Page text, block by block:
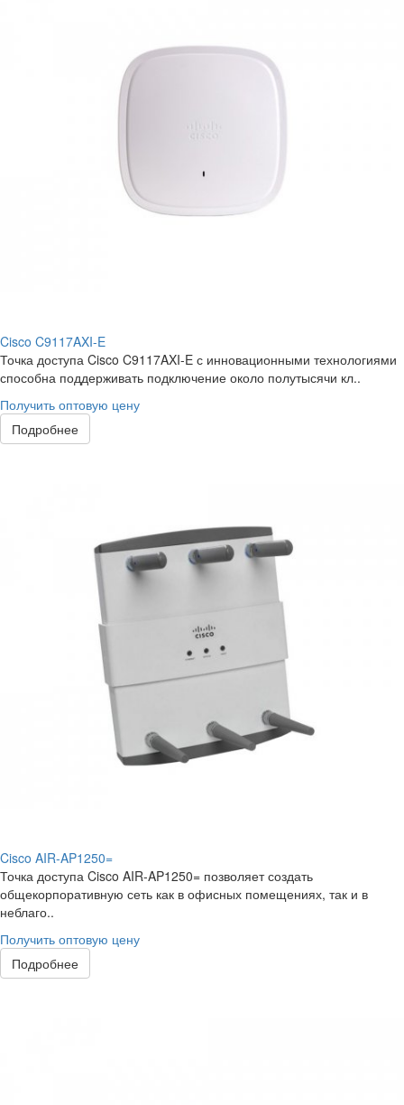
Cisco C9117AXI-E
Точка доступа Cisco C9117AXI-E с инновационными технологиями
способна поддерживать подключение около полутысячи кл..
Получить оптовую цену
Подробнее
Cisco AIR-AP1250=
Точка доступа Cisco AIR-AP1250= позволяет создать
общекорпоративную сеть как в офисных помещениях, так и в
неблаго..
Получить оптовую цену
Подробнее